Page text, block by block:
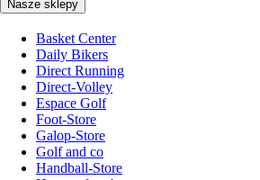
Nasze sklepy
Basket Center
Daily Bikers
Direct Running
Direct-Volley
Espace Golf
Foot-Store
Galop-Store
Golf and co
Handball-Store